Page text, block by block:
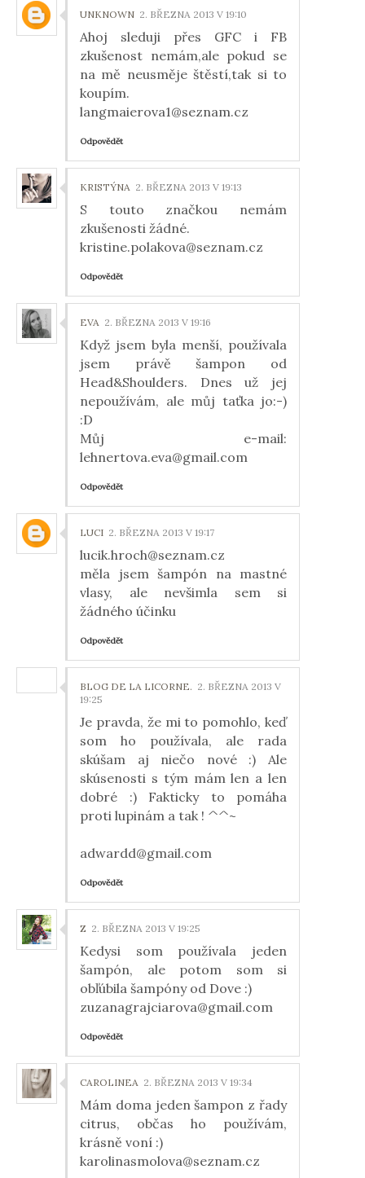
UNKNOWN 2. BŘEZNA 2013 V 19:10
Ahoj sleduji přes GFC i FB
zkušenost nemám,ale pokud se
na mě neusměje štěstí,tak si to
koupím.
langmaierova1@seznam.cz
Odpovědět
KRISTÝNA 2. BŘEZNA 2013 V 19:13
S touto značkou nemám
zkušenosti žádné.
kristine.polakova@seznam.cz
Odpovědět
EVA 2. BŘEZNA 2013 V 19:16
Když jsem byla menší, používala
jsem právě šampon od
Head&Shoulders. Dnes už jej
nepoužívám, ale můj taťka jo:-)
:D
Můj e-mail:
lehnertova.eva@gmail.com
Odpovědět
LUCI 2. BŘEZNA 2013 V 19:17
lucik.hroch@seznam.cz
měla jsem šampón na mastné
vlasy, ale nevšimla sem si
žádného účinku
Odpovědět
BLOG DE LA LICORNE. 2. BŘEZNA 2013 V
19:25
Je pravda, že mi to pomohlo, keď
som ho používala, ale rada
skúšam aj niečo nové :) Ale
skúsenosti s tým mám len a len
dobré :) Fakticky to pomáha
proti lupinám a tak ! ^^~
adwardd@gmail.com
Odpovědět
Z 2. BŘEZNA 2013 V 19:25
Kedysi som používala jeden
šampón, ale potom som si
obľúbila šampóny od Dove :)
zuzanagrajciarova@gmail.com
Odpovědět
CAROLINEA 2. BŘEZNA 2013 V 19:34
Mám doma jeden šampon z řady
citrus, občas ho používám,
krásně voní :)
karolinasmolova@seznam.cz